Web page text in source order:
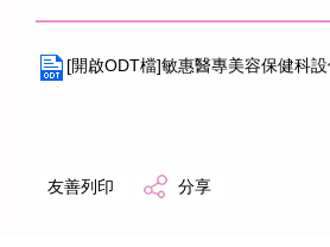
[開啟ODT檔]敏惠醫專美容保健科
友善列印 分享